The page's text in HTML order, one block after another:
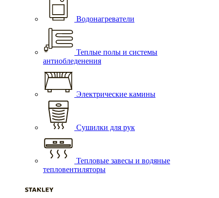
Водонагреватели
Теплые полы и системы
антиобледенения
Электрические камины
Сушилки для рук
Тепловые завесы и водяные
тепловентиляторы